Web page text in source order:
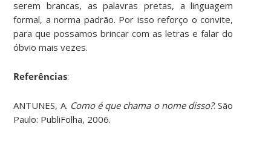
serem brancas, as palavras pretas, a linguagem
formal, a norma padrão. Por isso reforço o convite,
para que possamos brincar com as letras e falar do
óbvio mais vezes.
Referências:
ANTUNES, A. Como é que chama o nome disso?. São
Paulo: PubliFolha, 2006.